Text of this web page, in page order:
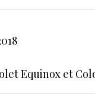
Equinox et